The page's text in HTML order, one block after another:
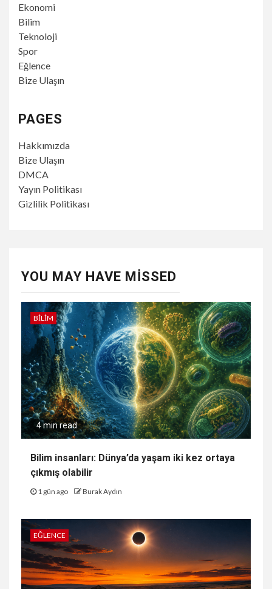
Ekonomi
Bilim
Teknoloji
Spor
Eğlence
Bize Ulaşın
PAGES
Hakkımızda
Bize Ulaşın
DMCA
Yayın Politikası
Gizlilik Politikası
YOU MAY HAVE MISSED
BILIM
4 min read
Bilim insanları: Dünya’da yaşam iki kez ortaya
çıkmış olabilir
1 gün ago Burak Aydın
EĞLENCE